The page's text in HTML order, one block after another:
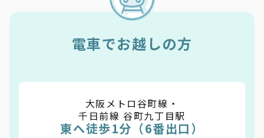
電車でお越しの方
大阪メトロ谷町線・
千日前線 谷町九丁目駅
東へ徒歩1分（6番出口）